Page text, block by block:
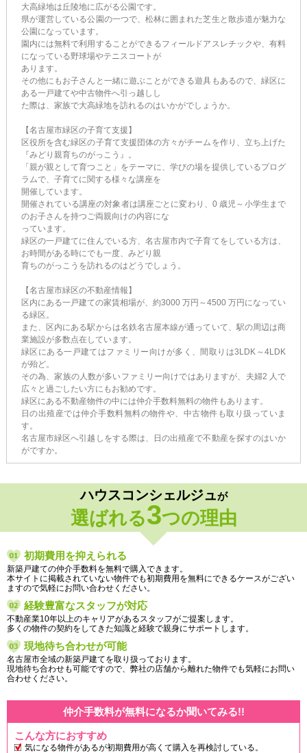
大高緑地は丘陵地に広がる公園です。
県が運営している公園の一つで、松林に囲まれた芝生と散歩道が魅力な
公園になっています。
園内には無料で利用することができるフィールドアスレチックや、有料
になっている野球場やテニスコートが
あります。
その他にもお子さんと一緒に遊ぶことができる遊具もあるので、緑区に
ある一戸建てや中古物件へ引っ越しし
た際は、家族で大高緑地を訪れるのはいかがでしょうか。
【名古屋市緑区の子育て支援】
区役所を含む緑区の子育て支援団体の方々がチームを作り、立ち上げた
『みどり親育ちのがっこう』。
「親が親として育つこと」をテーマに、学びの場を提供しているプログ
ラムで、子育てに関する様々な講座を
開催しています。
開催されている講座の対象者は講座ごとに変わり、0 歳児～小学生まで
のお子さんを持つご両親向けの内容にな
っています。
緑区の一戸建てに住んでいる方、名古屋市内で子育てをしている方は、
お時間がある時にでも一度、みどり親
育ちのがっこうを訪れるのはどうでしょう。
【名古屋市緑区の不動産情報】
区内にある一戸建ての家賃相場が、約3000 万円～4500 万円になってい
る緑区。
また、区内にある駅からは名鉄名古屋本線が通っていて、駅の周辺は商
業施設が多数点在しています。
緑区にある一戸建てはファミリー向けが多く、間取りは3LDK～4LDK
が殆ど。
その為、家族の人数が多いファミリー向けではありますが、夫婦2 人で
広々と過ごしたい方にもお勧めです。
緑区にある不動産物件の中には仲介手数料無料の物件もあります。
日の出殖産では仲介手数料無料の物件や、中古物件も取り扱っていま
す。
名古屋市緑区へ引越しをする際は、日の出殖産で不動産を探すのはいか
がですか。
ハウスコンシェルジュが
選ばれる3つの理由
初期費用を抑えられる
新築戸建ての仲介手数料を無料で購入できます。
本サイトに掲載されていない物件でも初期費用を無料にできるケースがござい
ますので気軽にお問い合わせください。
経験豊富なスタッフが対応
不動産業10年以上のキャリアがあるスタッフがご提案します。
多くの物件の契約をしてきた知識と経験で親身にサポートします。
現地待ち合わせが可能
名古屋市全域の新築戸建てを取り扱っております。
現地待ち合わせも可能ですので、弊社の店舗から離れた物件でも気軽にお問い
合わせください。
仲介手数料が無料になるか聞いてみる!!
こんな方におすすめ
気になる物件があるが初期費用が高くて購入を再検討している。